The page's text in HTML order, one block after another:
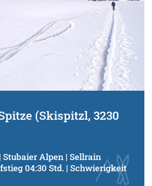
(Skispitzl, 3230
Alpen | Sellrain
04:30 Std. | Schwierigkeit